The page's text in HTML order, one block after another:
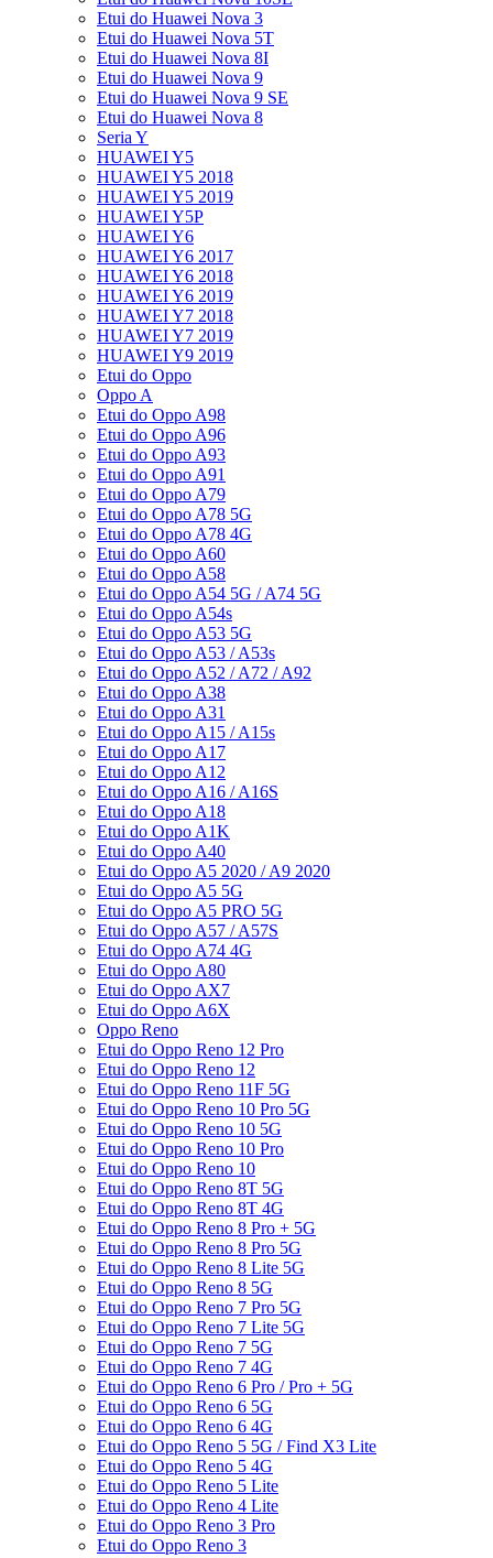
Etui do Huawei Nova 3
Etui do Huawei Nova 5T
Etui do Huawei Nova 8I
Etui do Huawei Nova 9
Etui do Huawei Nova 9 SE
Etui do Huawei Nova 8
Seria Y
HUAWEI Y5
HUAWEI Y5 2018
HUAWEI Y5 2019
HUAWEI Y5P
HUAWEI Y6
HUAWEI Y6 2017
HUAWEI Y6 2018
HUAWEI Y6 2019
HUAWEI Y7 2018
HUAWEI Y7 2019
HUAWEI Y9 2019
Etui do Oppo
Oppo A
Etui do Oppo A98
Etui do Oppo A96
Etui do Oppo A93
Etui do Oppo A91
Etui do Oppo A79
Etui do Oppo A78 5G
Etui do Oppo A78 4G
Etui do Oppo A60
Etui do Oppo A58
Etui do Oppo A54 5G / A74 5G
Etui do Oppo A54s
Etui do Oppo A53 5G
Etui do Oppo A53 / A53s
Etui do Oppo A52 / A72 / A92
Etui do Oppo A38
Etui do Oppo A31
Etui do Oppo A15 / A15s
Etui do Oppo A17
Etui do Oppo A12
Etui do Oppo A16 / A16S
Etui do Oppo A18
Etui do Oppo A1K
Etui do Oppo A40
Etui do Oppo A5 2020 / A9 2020
Etui do Oppo A5 5G
Etui do Oppo A5 PRO 5G
Etui do Oppo A57 / A57S
Etui do Oppo A74 4G
Etui do Oppo A80
Etui do Oppo AX7
Etui do Oppo A6X
Oppo Reno
Etui do Oppo Reno 12 Pro
Etui do Oppo Reno 12
Etui do Oppo Reno 11F 5G
Etui do Oppo Reno 10 Pro 5G
Etui do Oppo Reno 10 5G
Etui do Oppo Reno 10 Pro
Etui do Oppo Reno 10
Etui do Oppo Reno 8T 5G
Etui do Oppo Reno 8T 4G
Etui do Oppo Reno 8 Pro + 5G
Etui do Oppo Reno 8 Pro 5G
Etui do Oppo Reno 8 Lite 5G
Etui do Oppo Reno 8 5G
Etui do Oppo Reno 7 Pro 5G
Etui do Oppo Reno 7 Lite 5G
Etui do Oppo Reno 7 5G
Etui do Oppo Reno 7 4G
Etui do Oppo Reno 6 Pro / Pro + 5G
Etui do Oppo Reno 6 5G
Etui do Oppo Reno 6 4G
Etui do Oppo Reno 5 5G / Find X3 Lite
Etui do Oppo Reno 5 4G
Etui do Oppo Reno 5 Lite
Etui do Oppo Reno 4 Lite
Etui do Oppo Reno 3 Pro
Etui do Oppo Reno 3